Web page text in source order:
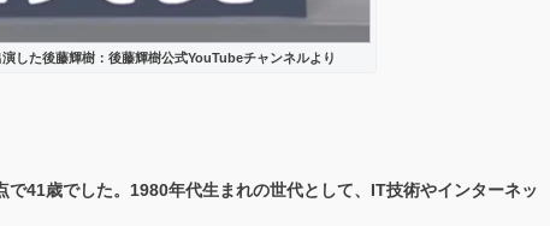
した後藤輝樹：後藤輝樹公式YouTubeチャンネルより
で41歳でした。1980年代生まれの世代として、IT技術やインターネッ